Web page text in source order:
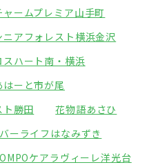
ャームプレミア山手町
ニアフォレスト横浜金沢
スハート南・横浜
はーと市が尾
ト勝田
花物語あさひ
ーライフはなみずき
ケアラヴィーレ洋光台